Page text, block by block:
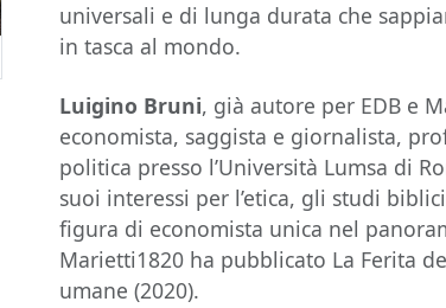
universali e di lunga durata che
in tasca al mondo.
Luigino Bruni, già autore per EDB e
economista, saggista e giornalista,
politica presso l’Università Lumsa di
suoi interessi per l’etica, gli studi
figura di economista unica nel
Marietti1820 ha pubblicato La Ferita
umane (2020).